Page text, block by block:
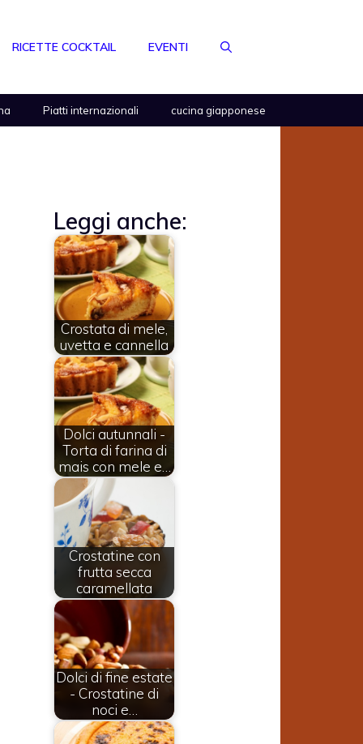
RICETTE COCKTAIL EVENTI
Piatti internazionali cucina giapponese
Leggi anche:
Crostata di mele,
uvetta e cannella
Dolci autunnali -
Torta di farina di
mais con mele e…
Crostatine con
frutta secca
caramellata
Dolci di fine estate
- Crostatine di
noci e…